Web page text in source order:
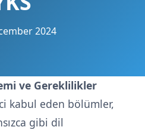
2024
ve Gereklilikler
kabul eden bölümler,
gibi dil